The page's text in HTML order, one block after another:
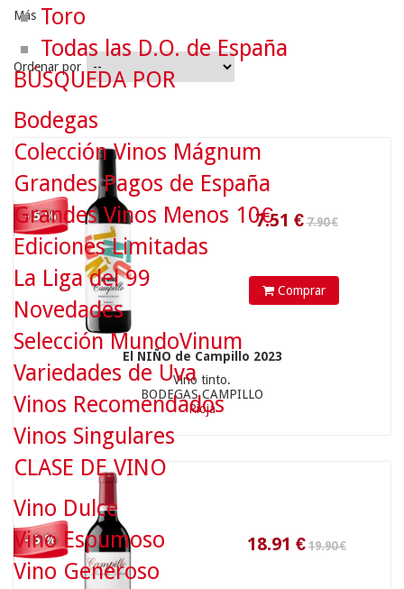
Más
Ordenar por
- 5 %
7.51
Comprar
El NIÑO de Campillo 2023
Vino tinto.
BODEGAS CAMPILLO
Rioja
- 5 %
19.90 €
Toro
Todas las D.O. de España
BÚSQUEDA POR
Bodegas
Colección Vinos Mágnum
Grandes Pagos de España
Grandes Vinos Menos 10€
Ediciones Limitadas
La Liga del 99
Novedades
Selección MundoVinum
Variedades de Uva
Vinos Recomendados
Vinos Singulares
CLASE DE VINO
Vino Dulce
Vino Espumoso
Vino Generoso